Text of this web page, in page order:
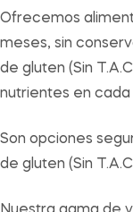
Ofrecemos
meses, sin
de gluten (Sin
nutrientes en cada
Son opciones
de gluten (Sin